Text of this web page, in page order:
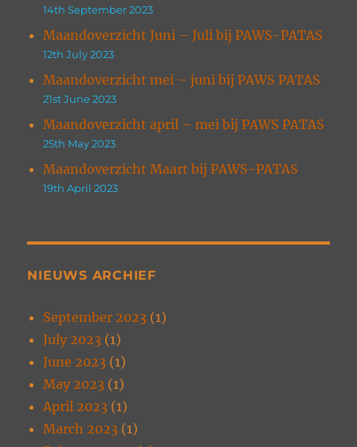
14th September 2023
Maandoverzicht Juni – Juli bij PAWS-PATAS
12th July 2023
Maandoverzicht mei – juni bij PAWS PATAS
21st June 2023
Maandoverzicht april – mei bij PAWS PATAS
25th May 2023
Maandoverzicht Maart bij PAWS-PATAS
19th April 2023
NIEUWS ARCHIEF
September 2023 (1)
July 2023 (1)
June 2023 (1)
May 2023 (1)
April 2023 (1)
March 2023 (1)